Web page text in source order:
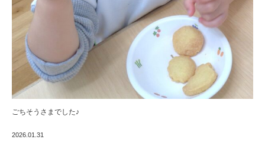
ごちそうさまでした♪
2026.01.31